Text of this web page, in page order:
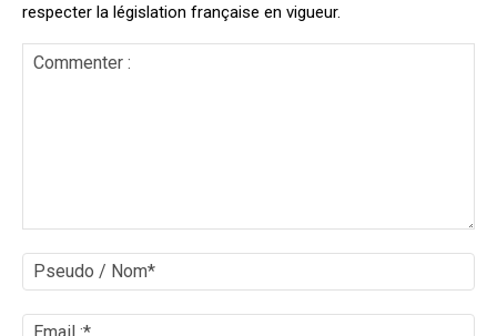
respecter la législation française en vigueur.
/